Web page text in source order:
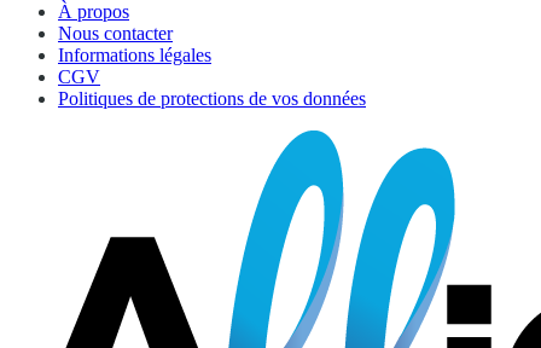
À propos
Nous contacter
Informations légales
CGV
Politiques de protections de vos données